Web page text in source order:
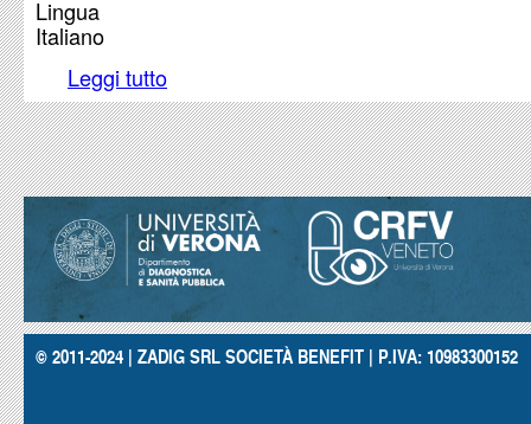
Lingua
Italiano
Leggi tutto
© 2011-2024 | ZADIG SRL SOCIETÀ BENEFIT | P.IVA: 10983300152